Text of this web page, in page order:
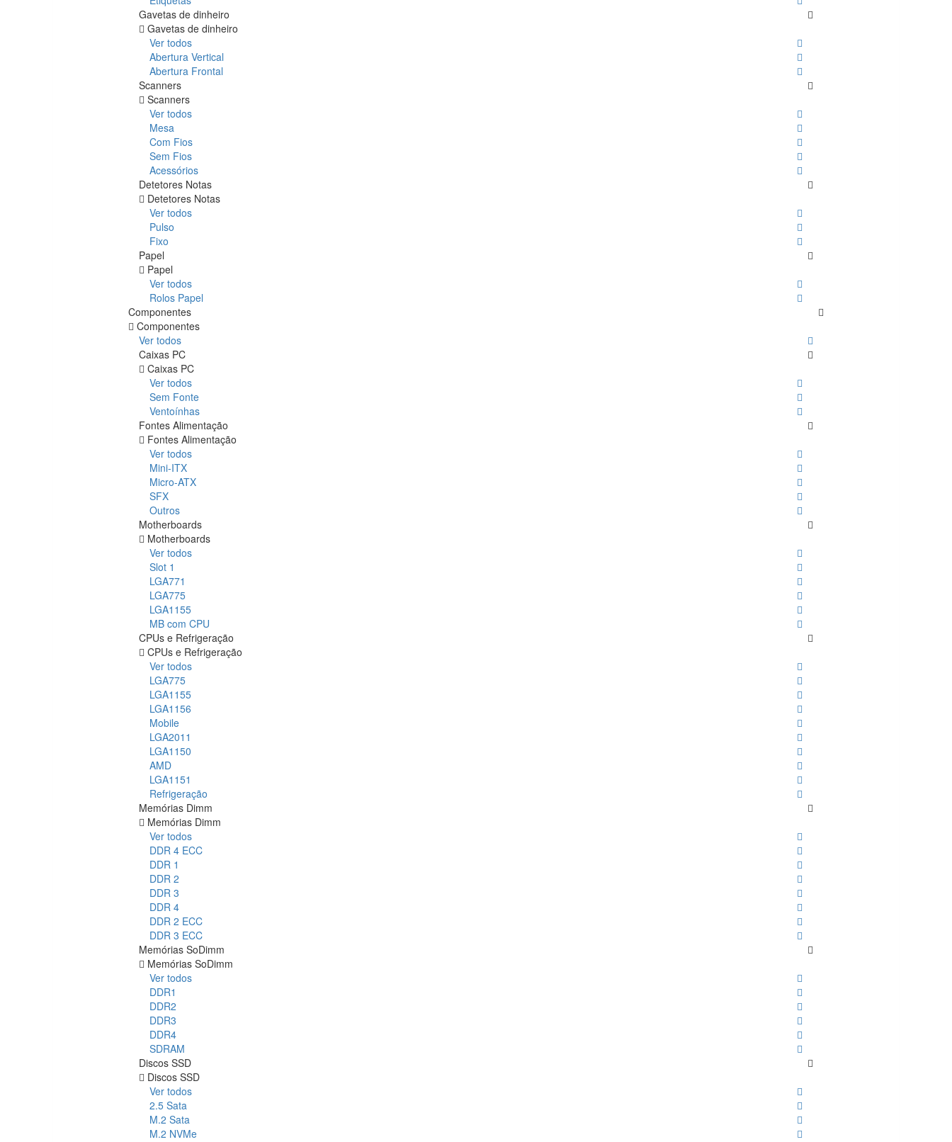
Gavetas de dinheiro
Gavetas de dinheiro
Ver todos
Abertura Vertical
Abertura Frontal
Scanners
Scanners
Ver todos
Mesa
Com Fios
Sem Fios
Acessórios
Detetores Notas
Detetores Notas
Ver todos
Pulso
Fixo
Papel
Papel
Ver todos
Rolos Papel
Componentes
Componentes
Ver todos
Caixas PC
Caixas PC
Ver todos
Sem Fonte
Ventoínhas
Fontes Alimentação
Fontes Alimentação
Ver todos
Mini-ITX
Micro-ATX
SFX
Outros
Motherboards
Motherboards
Ver todos
Slot 1
LGA771
LGA775
LGA1155
MB com CPU
CPUs e Refrigeração
CPUs e Refrigeração
Ver todos
LGA775
LGA1155
LGA1156
Mobile
LGA2011
LGA1150
AMD
LGA1151
Refrigeração
Memórias Dimm
Memórias Dimm
Ver todos
DDR 4 ECC
DDR 1
DDR 2
DDR 3
DDR 4
DDR 2 ECC
DDR 3 ECC
Memórias SoDimm
Memórias SoDimm
Ver todos
DDR1
DDR2
DDR3
DDR4
SDRAM
Discos SSD
Discos SSD
Ver todos
2.5 Sata
M.2 Sata
M.2 NVMe